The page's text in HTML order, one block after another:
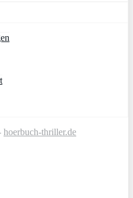
hoerbuch-thriller.de